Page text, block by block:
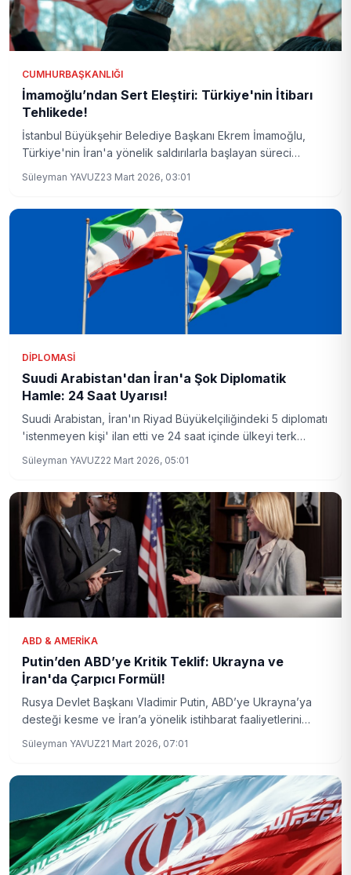
CUMHURBAŞKANLIĞI
İmamoğlu’ndan Sert Eleştiri: Türkiye'nin İtibarı
Tehlikede!
İstanbul Büyükşehir Belediye Başkanı Ekrem İmamoğlu,
Türkiye'nin İran'a yönelik saldırılarla başlayan süreci
zedelediğini söyledi. İmamoğlu'nun açıklamaları, politik
Süleyman YAVUZ23 Mart 2026, 03:01
DIPLOMASI
Suudi Arabistan'dan İran'a Şok Diplomatik
Hamle: 24 Saat Uyarısı!
Suudi Arabistan, İran'ın Riyad Büyükelçiliğindeki 5 diplomatı
'istenmeyen kişi' ilan etti ve 24 saat içinde ülkeyi terk
güvenlik dengelerinde yeni bir gerilime işaret ediyor.
Süleyman YAVUZ22 Mart 2026, 05:01
ABD & AMERIKA
Putin’den ABD’ye Kritik Teklif: Ukrayna ve
İran'da Çarpıcı Formül!
Rusya Devlet Başkanı Vladimir Putin, ABD’ye Ukrayna’ya
desteği kesme ve İran’a yönelik istihbarat faaliyetlerini
uluslararası arenada yeni bir diplomatik sürecin izlerini
Süleyman YAVUZ21 Mart 2026, 07:01